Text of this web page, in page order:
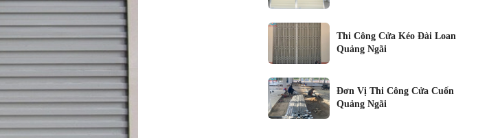
Thi Công Cửa Kéo Đài Loan
Quảng Ngãi
Đơn Vị Thi Công Cửa Cuốn
Quảng Ngãi